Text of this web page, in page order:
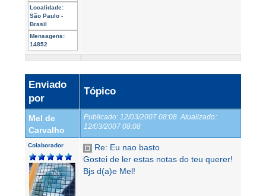
Localidade:
São Paulo -
Brasil
Mensagens:
14852
Enviado
por
Tópico
Mel de
Carvalho
Publicado: 12/03/2007 08:08 Atualizado:
12/03/2007 08:08
Colaborador
Re: Eu nao basto
Gostei de ler estas notas do teu querer!
Bjs d(a)e Mel!